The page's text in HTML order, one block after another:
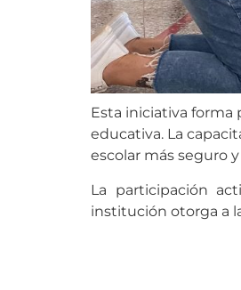
Esta iniciativa
educativa. La
escolar más seguro
La participación
institución otorga a